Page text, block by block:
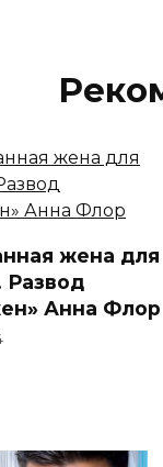
жена для
Развод
Анна Флор